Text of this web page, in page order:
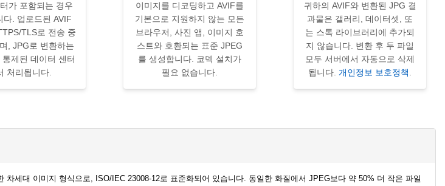
가 포함되는 경우
다. 업로드된 AVIF
TLS로 전송 중
, JPG로 변환하는
통제된 데이터 센터
처리됩니다.
이미지를 디코딩하고 AVIF를
기본으로 지원하지 않는 모든
브라우저, 사진 앱, 이미지 호
스트와 호환되는 표준 JPEG
를 생성합니다. 코덱 설치가
필요 없습니다.
귀하의 AVIF와 변환된 JPG 결
과물은 갤러리, 데이터셋, 또
는 스톡 라이브러리에 추가되
지 않습니다. 변환 후 두 파일
모두 서버에서 자동으로 삭제
됩니다. 개인정보 보호정책
차세대 이미지 형식으로, ISO/IEC 23008-12로 표준화되어 있습니다. 동일한 화질에서 JPEG보다 약 50% 더 작은 파일